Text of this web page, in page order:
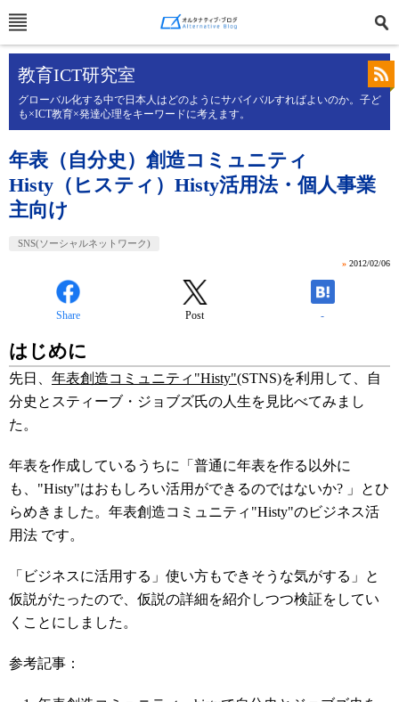
教育ICT研究室
グローバル化する中で日本人はどのようにサバイバルすればよいのか。子ど
も×ICT教育×発達心理をキーワードに考えます。
年表（自分史）創造コミュニティ
Histy（ヒスティ）Histy活用法・個人事業
主向け
SNS(ソーシャルネットワーク)
» 2012/02/06
Share Post -
はじめに
先日、 年表創造コミュニティ"Histy"(STNS)を利用して、自
分史とスティーブ・ジョブズ氏の人生を見比べてみまし
た。
年表を作成しているうちに「普通に年表を作る以外に
も、"Histy"はおもしろい活用ができるのではないか? 」とひ
らめきました。年表創造コミュニティ"Histy"のビジネス活
用法 です。
「ビジネスに活用する」使い方もできそうな気がする」と
仮説がたったので、仮説の詳細を紹介しつつ検証をしてい
くことにしました。
参考記事：